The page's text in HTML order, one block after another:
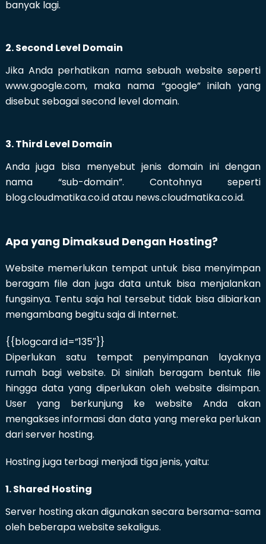
banyak lagi.
2. Second Level Domain
Jika Anda perhatikan nama sebuah website seperti
www.google.com, maka nama “google” inilah yang
disebut sebagai second level domain.
3. Third Level Domain
Anda juga bisa menyebut jenis domain ini dengan
nama “sub-domain”. Contohnya seperti
blog.cloudmatika.co.id atau news.cloudmatika.co.id.
Apa yang Dimaksud Dengan Hosting?
Website memerlukan tempat untuk bisa menyimpan
beragam file dan juga data untuk bisa menjalankan
fungsinya. Tentu saja hal tersebut tidak bisa dibiarkan
mengambang begitu saja di Internet.
{{blogcard id=”135″}}
Diperlukan satu tempat penyimpanan layaknya
rumah bagi website. Di sinilah beragam bentuk file
hingga data yang diperlukan oleh website disimpan.
User yang berkunjung ke website Anda akan
mengakses informasi dan data yang mereka perlukan
dari server hosting.
Hosting juga terbagi menjadi tiga jenis, yaitu:
1. Shared Hosting
Server hosting akan digunakan secara bersama-sama
oleh beberapa website sekaligus.